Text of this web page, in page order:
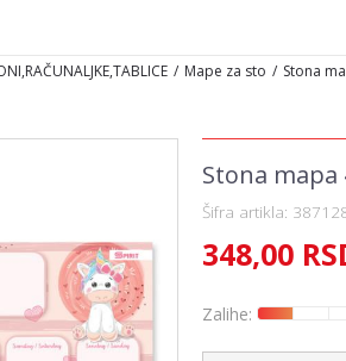
Mape za sto Stona
Stona mapa
Šifra artikla:
348,00
Zalihe: